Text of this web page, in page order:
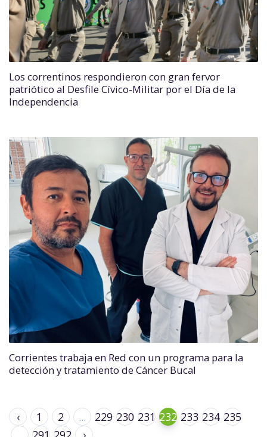
Los correntinos respondieron con gran fervor
patriótico al Desfile Cívico-Militar por el Día de la
Independencia
Corrientes trabaja en Red con un programa para la
detección y tratamiento de Cáncer Bucal
‹ 1 2 ... 229 230 231 232 233 234 235